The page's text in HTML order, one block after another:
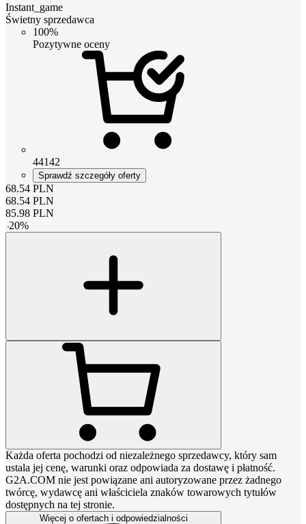
Instant_game
Świetny sprzedawca
100%
Pozytywne oceny
44142
Sprawdź szczegóły oferty
68.54 PLN
68.54 PLN
85.98 PLN
-20%
Każda oferta pochodzi od niezależnego sprzedawcy, który sam
ustala jej cenę, warunki oraz odpowiada za dostawę i płatność.
G2A.COM nie jest powiązane ani autoryzowane przez żadnego
twórcę, wydawcę ani właściciela znaków towarowych tytułów
dostępnych na tej stronie.
Więcej o ofertach i odpowiedzialności